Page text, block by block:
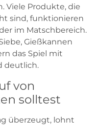
Viele Produkte, die
sind, funktionieren
im Matschbereich.
Gießkannen
das Spiel mit
deutlich.
von
solltest
überzeugt, lohnt